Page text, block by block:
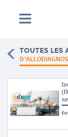
TOUTES LES